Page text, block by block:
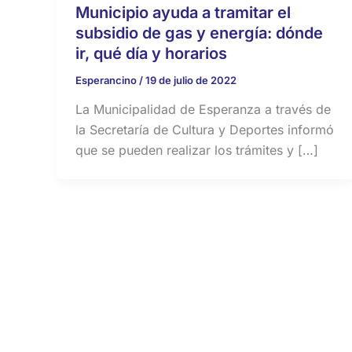
Municipio ayuda a tramitar el
subsidio de gas y energía: dónde
ir, qué día y horarios
Esperancino /19 de julio de 2022
La Municipalidad de Esperanza a través de
la Secretaría de Cultura y Deportes informó
que se pueden realizar los trámites y […]